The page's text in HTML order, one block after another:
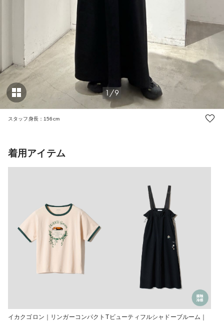
1/9
スタッフ身長：156cm
着用アイテム
イカクゴロン｜リンガーコンパクトT ビューティフルシャドーブルーム｜